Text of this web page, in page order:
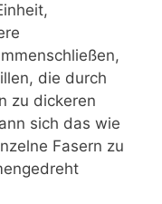
die durch
zu dickeren
sich das wie
Fasern zu